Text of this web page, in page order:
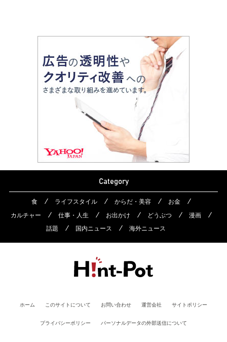
Category
食 ライフスタイル からだ・美容
お金
カルチャー
仕事・人生 お出かけ どうぶつ
漫画
話題
国内ニュース 海外ニュース
ホーム このサイトについて お問い合わせ 運営会社 サイトポリシー
プライバシーポリシー パーソナルデータの外部送信について